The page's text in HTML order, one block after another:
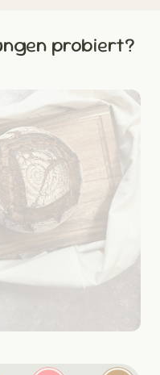
probiert?